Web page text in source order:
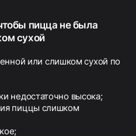
пицца не была
сухой
или слишком сухой по
недостаточно высока;
пиццы слишком